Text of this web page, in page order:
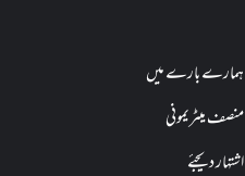
ہمارے بارے میں
منصف میٹریمونی
اشتہار دیجئے